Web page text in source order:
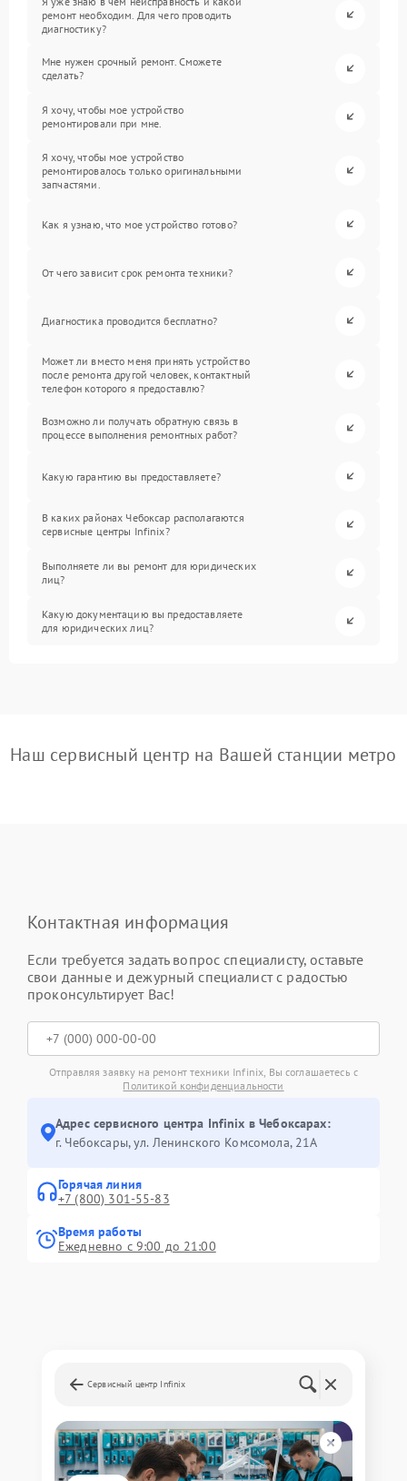
ремонт необходим. Для чего проводить
диагностику?
Мне нужен срочный ремонт. Сможете
сделать?
Я хочу, чтобы мое устройство
ремонтировали при мне.
Я хочу, чтобы мое устройство
ремонтировалось только оригинальными
запчастями.
Как я узнаю, что мое устройство готово?
От чего зависит срок ремонта техники?
Диагностика проводится бесплатно?
Может ли вместо меня принять устройство
после ремонта другой человек, контактный
телефон которого я предоставлю?
Возможно ли получать обратную связь в
процессе выполнения ремонтных работ?
Какую гарантию вы предоставляете?
В каких районах Чебоксар располагаются
сервисные центры Infinix?
Выполняете ли вы ремонт для юридических
лиц?
Какую документацию вы предоставляете
для юридических лиц?
Наш сервисный центр на Вашей станции метро
Контактная информация
Если требуется задать вопрос специалисту, оставьте
свои данные и дежурный специалист с радостью
проконсультирует Вас!
Отправляя заявку на ремонт техники Infinix, Вы соглашаетесь с
Политикой конфиденциальности
Адрес сервисного центра Infinix в Чебоксарах:
г. Чебоксары, ул. Ленинского Комсомола, 21А
Горячая линия
+7 (800) 301-55-83
Время работы
Ежедневно с 9:00 до 21:00
Сервисный центр Infinix